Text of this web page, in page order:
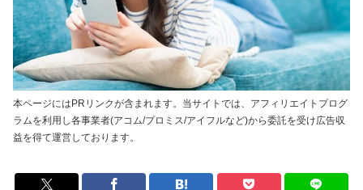
本ページにはPRリンクが含まれます。当サイトでは、アフィリエイトプログ
ラムを利用し各事業者(アコム/プロミス/アイフルなど)から委託を受け広告収
益を得て運営しております。